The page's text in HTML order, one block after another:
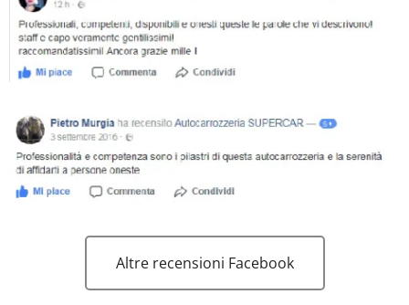
Altre recensioni Facebook